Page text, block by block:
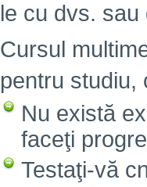
le cu dvs.
Cursul
pentru studiu,
Nu există
faceţi
Testaţi-vă